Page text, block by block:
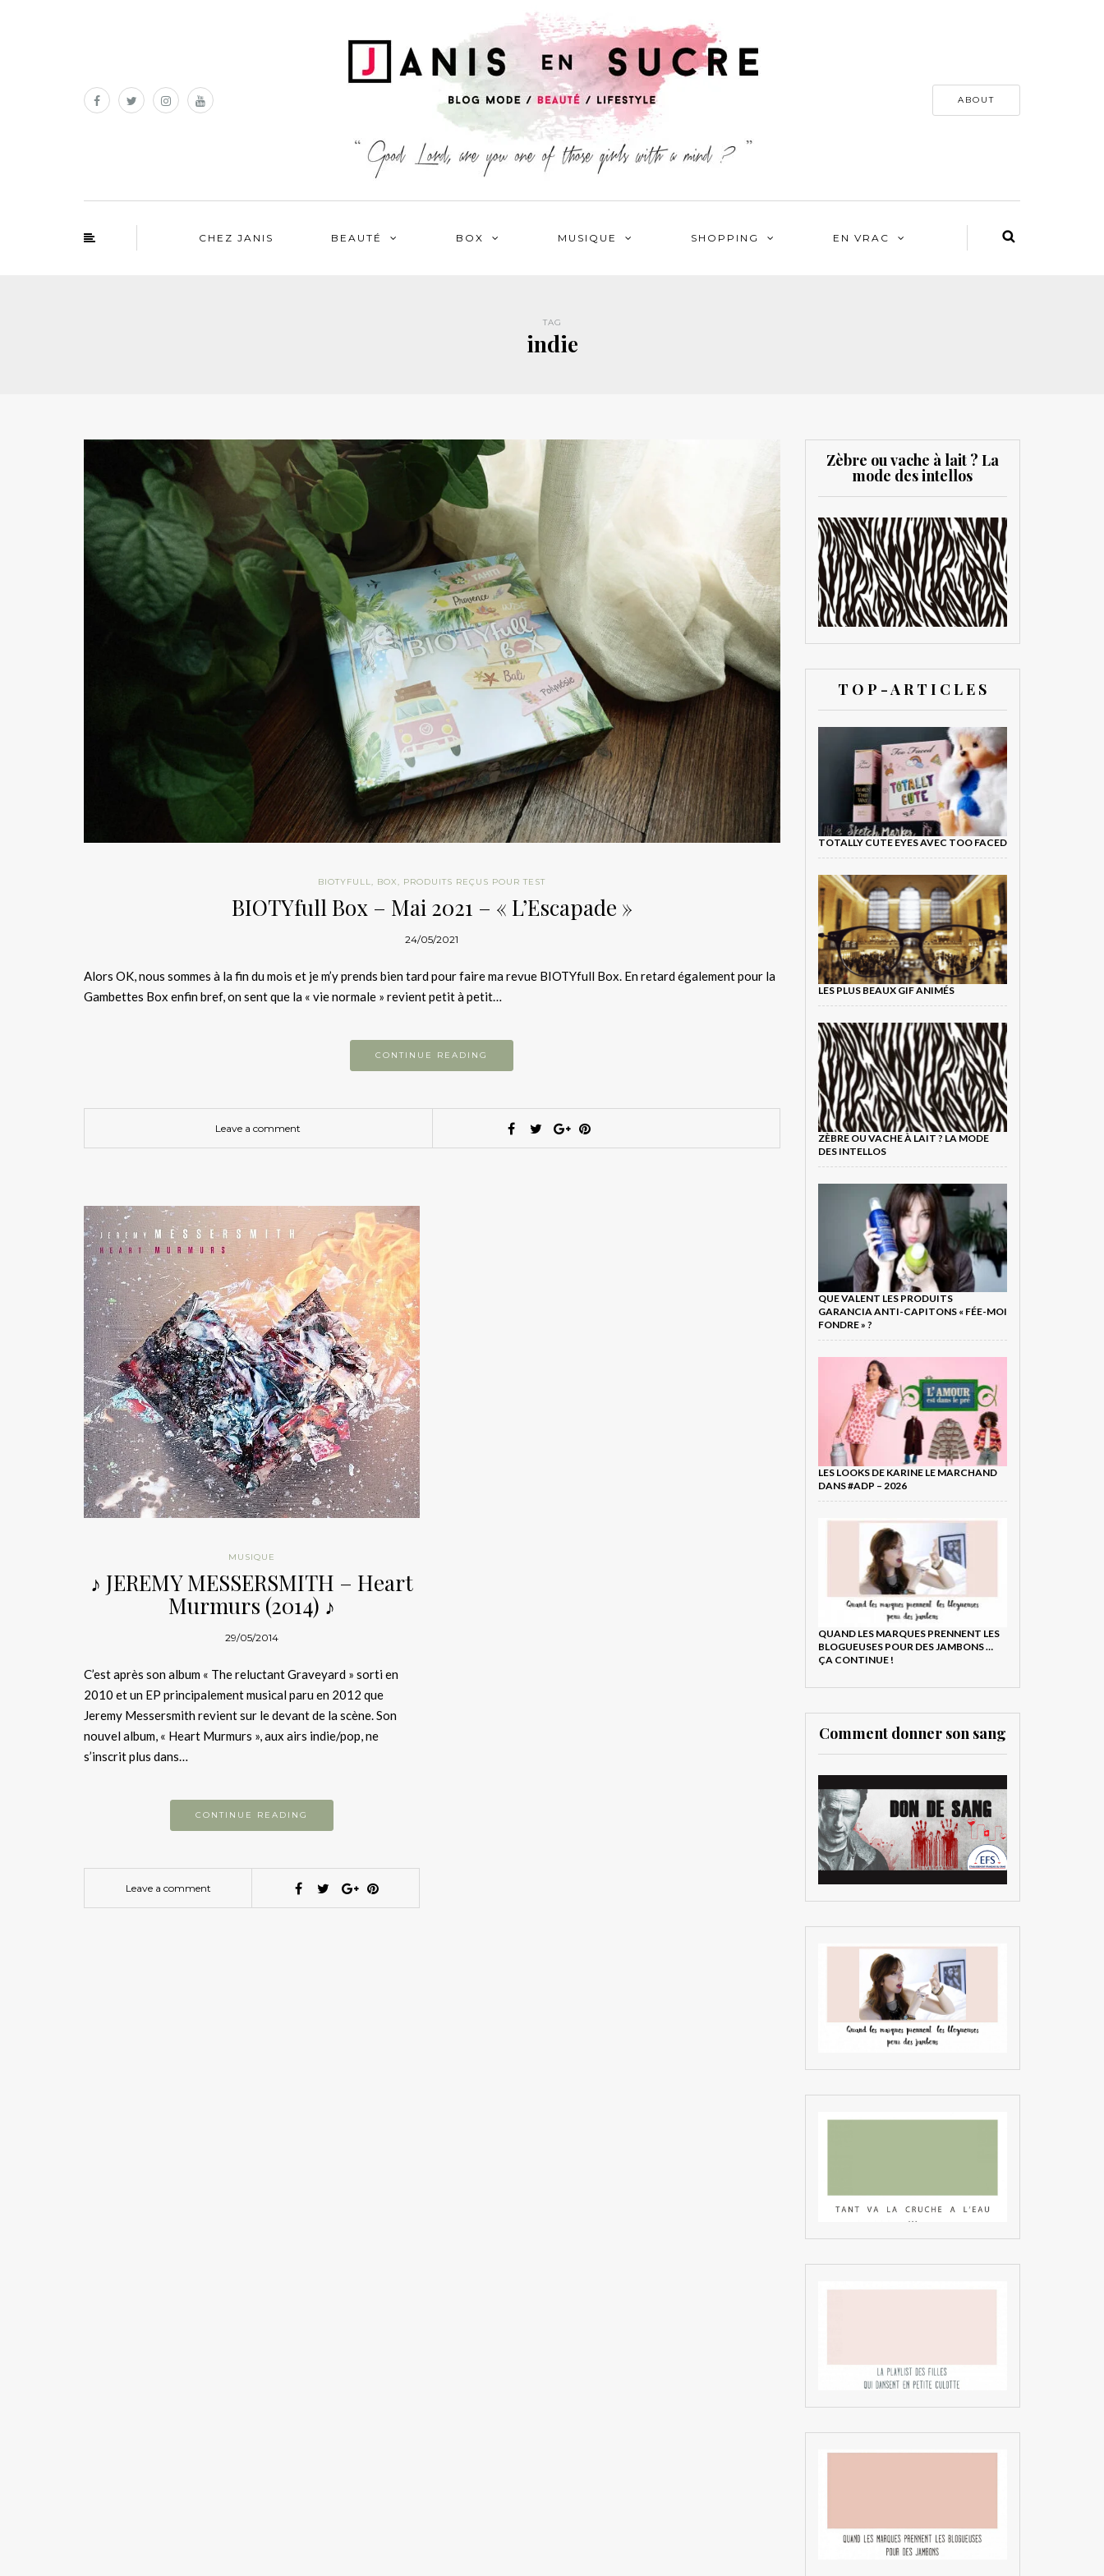
ABOUT
CHEZ JANIS BEAUTÉ BOX MUSIQUE SHOPPING EN VRAC
TAG
indie
BIOTYFULL, BOX, PRODUITS REÇUS POUR TEST
BIOTYfull Box – Mai 2021 – « L’Escapade »
24/05/2021
Alors OK, nous sommes à la fin du mois et je m’y prends bien tard pour faire ma revue BIOTYfull Box. En retard également pour la
Gambettes Box enfin bref, on sent que la « vie normale » revient petit à petit…
CONTINUE READING
Leave a comment
MUSIQUE
♪ JEREMY MESSERSMITH – Heart
Murmurs (2014) ♪
29/05/2014
C’est après son album « The reluctant Graveyard » sorti en
2010 et un EP principalement musical paru en 2012 que
Jeremy Messersmith revient sur le devant de la scène. Son
nouvel album, « Heart Murmurs », aux airs indie/pop, ne
s’inscrit plus dans…
CONTINUE READING
Leave a comment
Zèbre ou vache à lait ? La
mode des intellos
T O P - A R T I C L E S
TOTALLY CUTE EYES AVEC TOO FACED
LES PLUS BEAUX GIF ANIMÉS
ZÈBRE OU VACHE À LAIT ? LA MODE
DES INTELLOS
QUE VALENT LES PRODUITS
GARANCIA ANTI-CAPITONS « FÉE-MOI
FONDRE » ?
LES LOOKS DE KARINE LE MARCHAND
DANS #ADP – 2026
QUAND LES MARQUES PRENNENT LES
BLOGUEUSES POUR DES JAMBONS …
ÇA CONTINUE !
Comment donner son sang